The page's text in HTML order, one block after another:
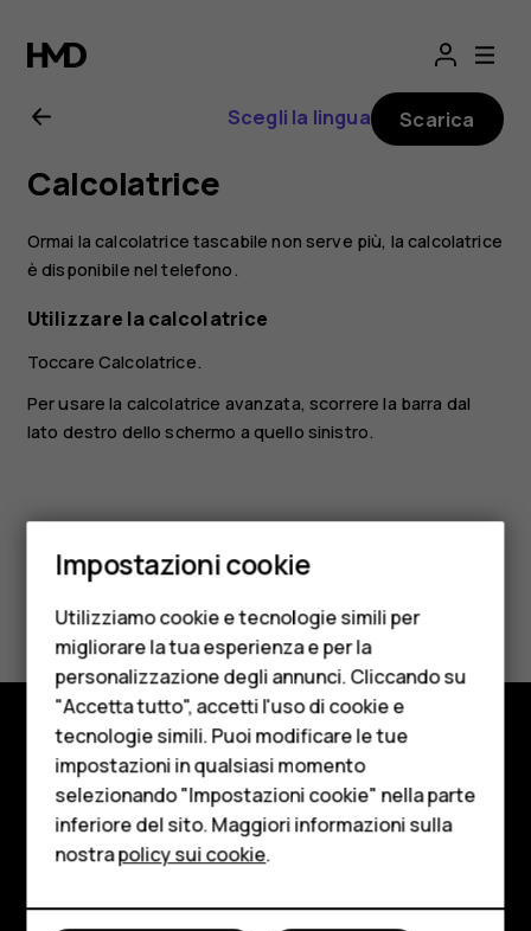
Manuale
d’uso
del
Nokia
2.1
Smartphone
Cellulari
Telefoni per anziani
Accessori
HMD Terra M
Per le imprese
Tablet
Negozio
Scegli la lingua Scarica
Calcolatrice
Ormai la calcolatrice tascabile non serve più, la calcolatrice
è disponibile nel telefono.
Utilizzare la calcolatrice
ToccareCalcolatrice.
Per usare la calcolatrice avanzata, scorrere la barra dal
lato destro dello schermo a quello sinistro.
Sì No
Negozio
Informazioni su
Planet and people
Assistenza
Impostazioni cookie
Utilizziamo cookie e tecnologie simili per
migliorare la tua esperienza e per la
personalizzazione degli annunci. Cliccando su
"Accetta tutto", accetti l'uso di cookie e
tecnologie simili. Puoi modificare le tue
impostazioni in qualsiasi momento
selezionando "Impostazioni cookie" nella parte
inferiore del sito. Maggiori informazioni sulla
nostrapolicy sui cookie.